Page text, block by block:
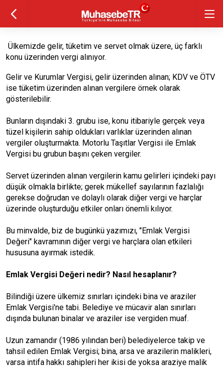
Ülkemizde gelir, tüketim ve servet olmak üzere, üç farklı
konu üzerinden vergi alınıyor.
Gelir ve Kurumlar Vergisi, gelir üzerinden alınan; KDV ve ÖTV
ise tüketim üzerinden alınan vergilere örnek olarak
gösterilebilir.
Bunların dışındaki 3. grubu ise, konu itibariyle gerçek veya
tüzel kişilerin sahip oldukları varlıklar üzerinden alınan
vergiler oluşturmakta. Motorlu Taşıtlar Vergisi ile Emlak
Vergisi bu grubun başını çeken vergiler.
Servet üzerinden alınan vergilerin kamu gelirleri içindeki payı
düşük olmakla birlikte; gerek mükellef sayılarının fazlalığı
gerekse doğrudan ve dolaylı olarak diğer vergi ve harçlar
üzerinde oluşturduğu etkiler onları önemli kılıyor.
Bu minvalde, biz de bugünkü yazımızı, "Emlak Vergisi
Değeri" kavramının diğer vergi ve harçlara olan etkileri
hususuna ayırmak istedik.
Emlak Vergisi Değeri nedir? Nasıl hesaplanır?
Bilindiği üzere ülkemiz sınırları içindeki bina ve araziler
Emlak Vergisi'ne tabi. Belediye ve mücavir alan sınırları
dışında bulunan binalar ve araziler ise vergiden muaf.
Uzun zamandır (1986 yılından beri) belediyelerce takip ve
tahsil edilen Emlak Vergisi; bina, arsa ve arazilerin malikleri,
varsa intifa hakkı sahipleri her ikisi de yoksa araziye malik